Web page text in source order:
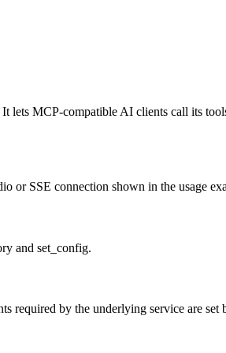
MCP-compatible AI clients call its
SSE connection shown in the usage
and set_config.
required by the underlying service are set